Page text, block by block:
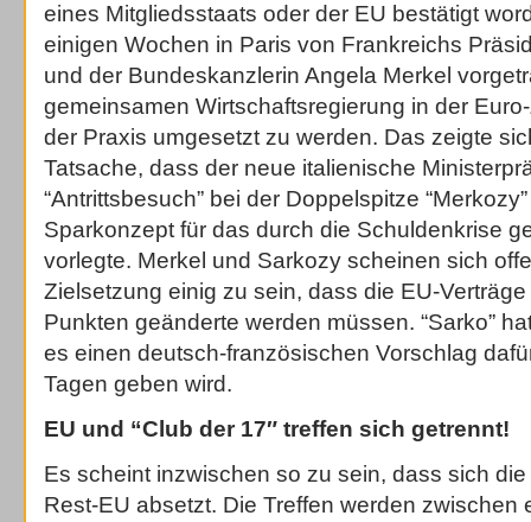
eines Mitgliedsstaats oder der EU bestätigt
einigen Wochen in Paris von Frankreichs
und der Bundeskanzlerin Angela Merkel
gemeinsamen Wirtschaftsregierung in der
der Praxis umgesetzt zu werden. Das zeigte
Tatsache, dass der neue italienische
“Antrittsbesuch” bei der Doppelspitze
Sparkonzept für das durch die Schuldenkrise
vorlegte. Merkel und Sarkozy scheinen sich
Zielsetzung einig zu sein, dass die EU-
Punkten geänderte werden müssen. “Sarko”
es einen deutsch-französischen Vorschlag
Tagen geben wird.
EU und “Club der 17″ treffen sich getrennt!
Es scheint inzwischen so zu sein, dass sich
Rest-EU absetzt. Die Treffen werden zwischen